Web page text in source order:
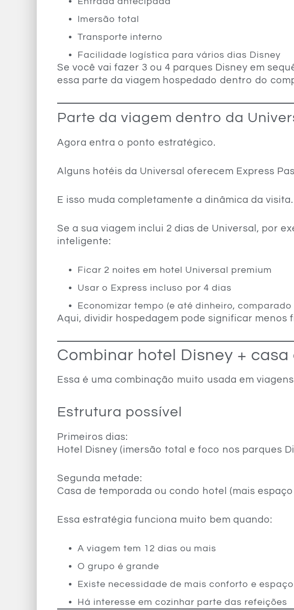
Imersão total
Transporte interno
Facilidade logística para vários dias Disney
Se você vai fazer 3 ou 4 parques Disney em
essa parte da viagem hospedado dentro do
Parte da viagem dentro da
Agora entra o ponto estratégico.
Alguns hotéis da Universal oferecem Express
E isso muda completamente a dinâmica da visita.
Se a sua viagem inclui 2 dias de Universal, por
inteligente:
Ficar 2 noites em hotel Universal premium
Usar o Express incluso por 4 dias
Economizar tempo (e até dinheiro,
Aqui, dividir hospedagem pode significar menos
Combinar hotel Disney +
Essa é uma combinação muito usada em
Estrutura possível
Primeiros dias:
Hotel Disney (imersão total e foco nos parques
Segunda metade:
Casa de temporada ou condo hotel (mais
Essa estratégia funciona muito bem quando:
A viagem tem 12 dias ou mais
O grupo é grande
Existe necessidade de mais conforto e espaço
Há interesse em cozinhar parte das refeições